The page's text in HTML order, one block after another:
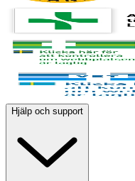
Hjälp och support